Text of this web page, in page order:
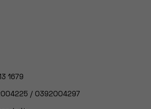
1679
/ 0392004297